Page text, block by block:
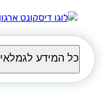
כל המידע לגמלאי